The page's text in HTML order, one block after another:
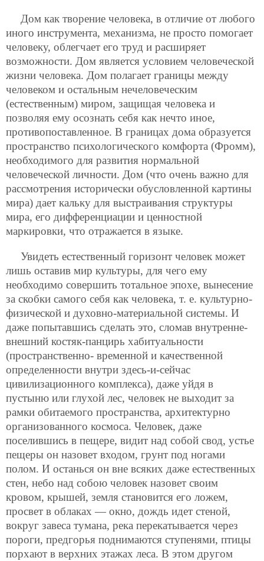
Дом как творение человека, в отличие от любого
иного инструмента, механизма, не просто помогает
человеку, облегчает его труд и расширяет
возможности. Дом является условием человеческой
жизни человека. Дом полагает границы между
человеком и остальным нечеловеческим
(естественным) миром, защищая человека и
позволяя ему осознать себя как нечто иное,
противопоставленное. В границах дома образуется
пространство психологического комфорта (Фромм),
необходимого для развития нормальной
человеческой личности. Дом (что очень важно для
рассмотрения исторически обусловленной картины
мира) дает кальку для выстраивания структуры
мира, его дифференциации и ценностной
маркировки, что отражается в языке.
Увидеть естественный горизонт человек может
лишь оставив мир культуры, для чего ему
необходимо совершить тотальное эпохе, вынесение
за скобки самого себя как человека, т. е. культурно-
физической и духовно-материальной системы. И
даже попытавшись сделать это, сломав внутренне-
внешний костяк-панцирь хабитуальности
(пространственно- временной и качественной
определенности внутри здесь-и-сейчас
цивилизационного комплекса), даже уйдя в
пустыню или глухой лес, человек не выходит за
рамки обитаемого пространства, архитектурно
организованного космоса. Человек, даже
поселившись в пещере, видит над собой свод, устье
пещеры он назовет входом, грунт под ногами
полом. И останься он вне всяких даже естественных
стен, небо над собою человек назовет своим
кровом, крышей, земля становится его ложем,
просвет в облаках — окно, дождь идет стеной,
вокруг завеса тумана, река перекатывается через
пороги, предгорья поднимаются ступенями, птицы
порхают в верхних этажах леса. В этом другом